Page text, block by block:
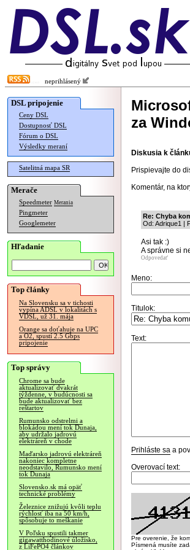
neprihlásený
DSL pripojenie
Ceny DSL
Dostupnosť DSL
Fórum o DSL
Výsledky meraní
Satelitná mapa SR
Merače
Speedmeter Merania
Pingmeter
Googlemeter
Hľadanie
Top články
Na Slovensku sa v tichosti
vypína ADSL v lokalitách s
VDSL, už 31. mája
Orange sa doťahuje na UPC
a O2, spustí 2.5 Gbps
pripojenie
Top správy
Chrome sa bude
aktualizovať dvakrát
týždenne, v budúcnosti sa
bude aktualizovať bez
reštartov
Rumunsko odstrelmi a
blokádou mení tok Dunaja,
aby udržalo jadrovú
elektráreň v chode
Maďarsko jadrovú elektráreň
nakoniec kompletne
neodstavilo, Rumunsko mení
tok Dunaja
Slovensko.sk má opäť
technické problémy
Železnice znižujú kvôli teplu
rýchlosť iba na 50 km/h,
spôsobuje to meškanie
V Poľsku spustili takmer
gigawatthodinové úložisko,
z LiFePO4 článkov
za
Diskusia k
Prispievajte do
Komentár, na
Re: Chyba
Od: Adrique1 |
Asi tak :)
A správne si
Odpovedať
Meno:
Titulok:
Text:
Prihláste sa a
Overovací text:
Pre overenie, že
Písmená musíte